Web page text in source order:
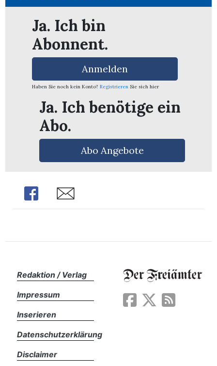
Ja. Ich bin
Abonnent.
Anmelden
Haben Sie noch kein Konto? Registrieren Sie sich hier
Ja. Ich benötige ein
Abo.
Abo Angebote
Share Share
Redaktion / Verlag
Impressum
Inserieren
Datenschutzerklärung
Disclaimer